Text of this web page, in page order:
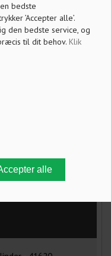
bedste
’Accepter alle’.
den bedste service, og
til dit behov. Klik